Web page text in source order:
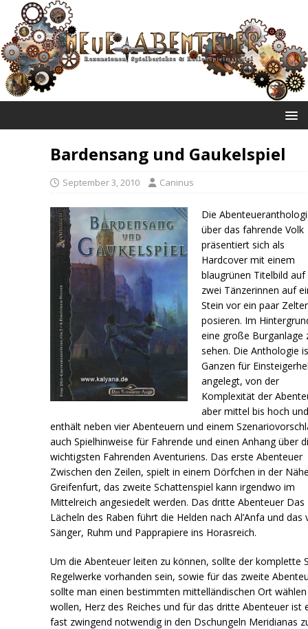
Bardensang und Gaukelspiel
September 3, 2010 Caninus
Die
über das fahrende Volk
präsentiert sich als
Hardcover mit einem
blaugrünen Titelbild
zwei Tänzerinnen auf
Stein vor ein paar
posieren. Im
eine große Burganlage
sehen. Die Anthologie
Ganzen für
angelegt, von der
Komplexität der
aber mittel bis hoch
enthält neben vier Abenteuern und einem
auch Spielhinweise für Fahrende und einen Anhang über
wichtigsten Fahrenden Aventuriens. Das erste Abenteuer
Zwischen den Zeilen, spielt in einem Dörfchen in der
Greifenfurt, das zweite Schattenspiel kann irgendwo im
Mittelreich angesiedelt werden. Das dritte Abenteuer Das
Lächeln des Raben führt die Helden nach Al’Anfa und das
Sänger, Ruhm und Papprapiere ins Horasreich.
Um die Abenteuer leiten zu können, sollte der komplette
Regelwerke vorhanden sein, sowie für das zweite
sollte man einen bestimmten mittelländischen Ort wählen
wollen, Herz des Reiches und für das dritte Abenteuer ist
fast zwingend notwendig in den Dschungeln Meridianas